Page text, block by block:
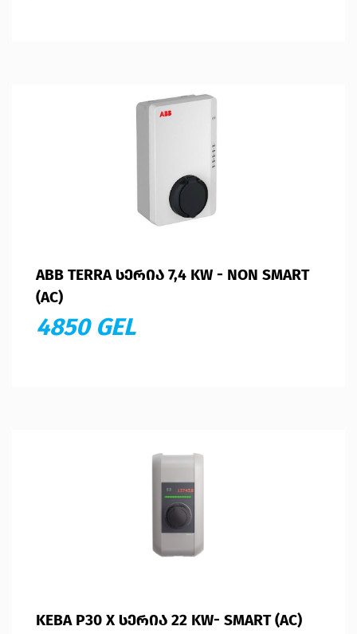
ABB TERRA ᲡᲔᲠᲘᲐ 7,4 KW - NON SMART
(AC)
4850 GEL
KEBA P30 X ᲡᲔᲠᲘᲐ 22 KW- SMART (AC)